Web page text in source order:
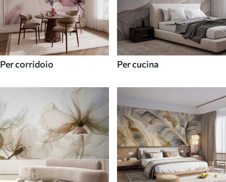
Per corridoio Per cucina